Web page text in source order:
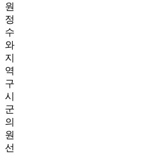
원
정
수
와
지
역
구
시
군
의
원
선